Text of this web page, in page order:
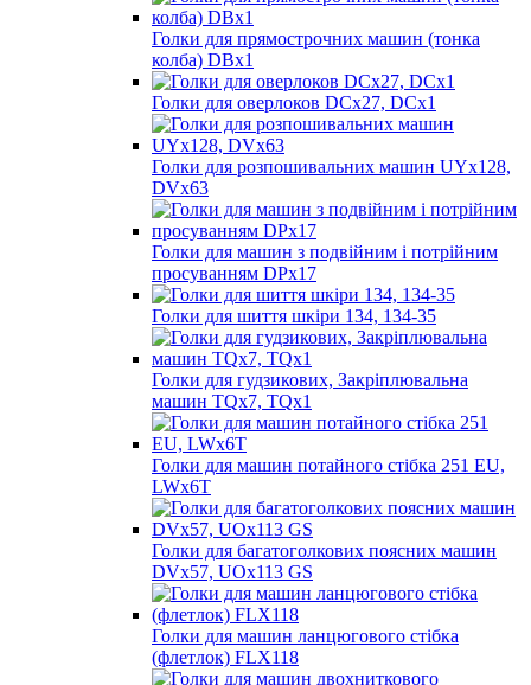
Голки для прямострочних машин (тонка
колба) DBx1
Голки для оверлоков DCх27, DCх1
Голки для розпошивальних машин UYx128,
DVх63
Голки для машин з подвійним і потрійним
просуванням DPx17
Голки для шиття шкіри 134, 134-35
Голки для гудзикових, Закріплювальна
машин TQх7, TQх1
Голки для машин потайного стібка 251 EU,
LWx6T
Голки для багатоголкових поясних машин
DVx57, UOx113 GS
Голки для машин ланцюгового стібка
(флетлок) FLX118